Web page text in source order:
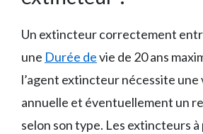
Un extincteur correctement
une Durée devie de 20 ans
l’agent extincteur nécessite
annuelle et éventuellement un
selon son type. Les extincteurs